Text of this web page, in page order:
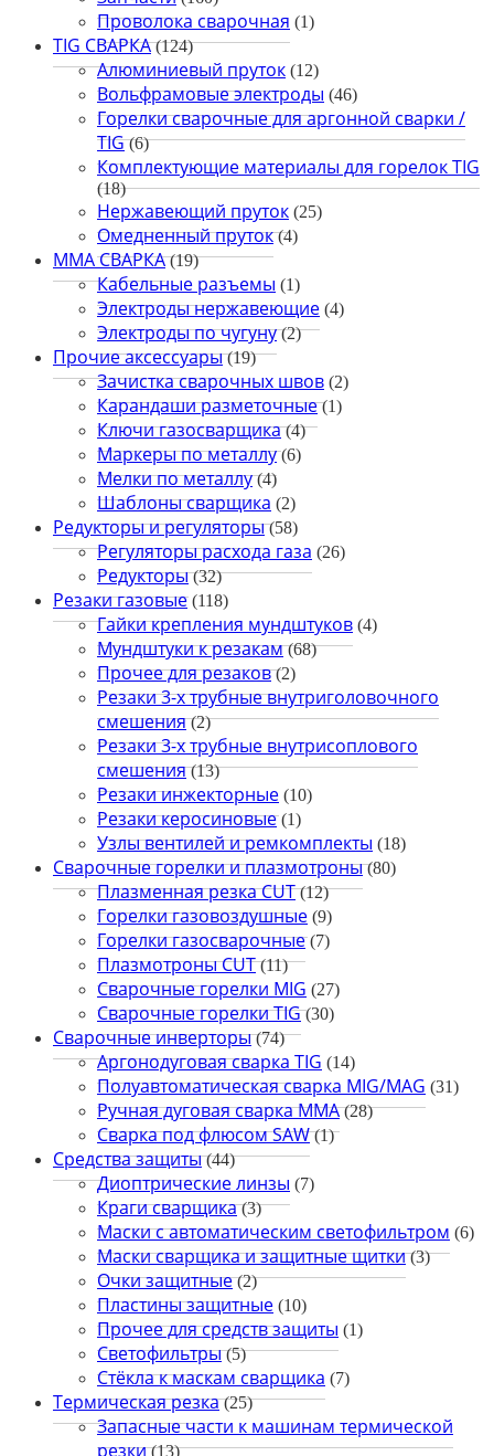
Проволока сварочная (1)
TIG СВАРКА (124)
Алюминиевый пруток (12)
Вольфрамовые электроды (46)
Горелки сварочные для аргонной сварки /
TIG (6)
Комплектующие материалы для горелок TIG
(18)
Нержавеющий пруток (25)
Омедненный пруток (4)
ММА СВАРКА (19)
Кабельные разъемы (1)
Электроды нержавеющие (4)
Электроды по чугуну (2)
Прочие аксессуары (19)
Зачистка сварочных швов (2)
Карандаши разметочные (1)
Ключи газосварщика (4)
Маркеры по металлу (6)
Мелки по металлу (4)
Шаблоны сварщика (2)
Редукторы и регуляторы (58)
Регуляторы расхода газа (26)
Редукторы (32)
Резаки газовые (118)
Гайки крепления мундштуков (4)
Мундштуки к резакам (68)
Прочее для резаков (2)
Резаки 3-х трубные внутриголовочного
смешения (2)
Резаки 3-х трубные внутрисоплового
смешения (13)
Резаки инжекторные (10)
Резаки керосиновые (1)
Узлы вентилей и ремкомплекты (18)
Сварочные горелки и плазмотроны (80)
Плазменная резка CUT (12)
Горелки газовоздушные (9)
Горелки газосварочные (7)
Плазмотроны CUT (11)
Сварочные горелки MIG (27)
Сварочные горелки TIG (30)
Сварочные инверторы (74)
Аргонодуговая сварка TIG (14)
Полуавтоматическая сварка MIG/MAG (31)
Ручная дуговая сварка MMA (28)
Сварка под флюсом SAW (1)
Средства защиты (44)
Диоптрические линзы (7)
Краги сварщика (3)
Маски с автоматическим светофильтром (6)
Маски сварщика и защитные щитки (3)
Очки защитные (2)
Пластины защитные (10)
Прочее для средств защиты (1)
Светофильтры (5)
Стёкла к маскам сварщика (7)
Термическая резка (25)
Запасные части к машинам термической
резки (13)